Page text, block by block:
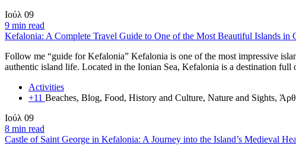
Ιούλ 09
9 min read
Kefalonia: A Complete Travel Guide to One of the Most Beautiful Islands in
Follow me “guide for Kefalonia” Kefalonia is one of the most impressive
authentic island life. Located in the Ionian Sea, Kefalonia is a destination
Activities
+11 Beaches, Blog, Food, History and Culture, Nature and Sights,
Ιούλ 09
8 min read
Castle of Saint George in Kefalonia: A Journey into the Island’s Medieval